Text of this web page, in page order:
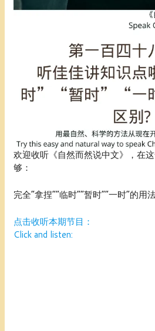
欢迎收听《自然而然说中文》，在
够：
完全“拿捏”“临时”“暂时”“一时”的用法
点击收听本期节目：
Click and listen: